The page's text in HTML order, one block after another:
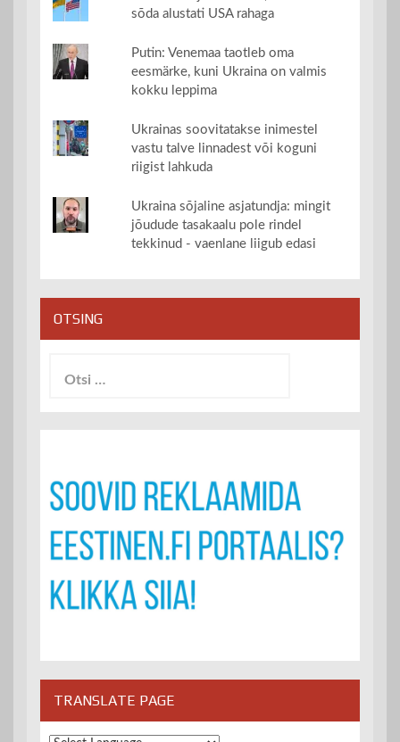
sõda alustati USA rahaga
Putin: Venemaa taotleb oma
eesmärke, kuni Ukraina on valmis
kokku leppima
Ukrainas soovitatakse inimestel
vastu talve linnadest või koguni
riigist lahkuda
Ukraina sõjaline asjatundja: mingit
jõudude tasakaalu pole rindel
tekkinud - vaenlane liigub edasi
OTSING
TRANSLATE PAGE